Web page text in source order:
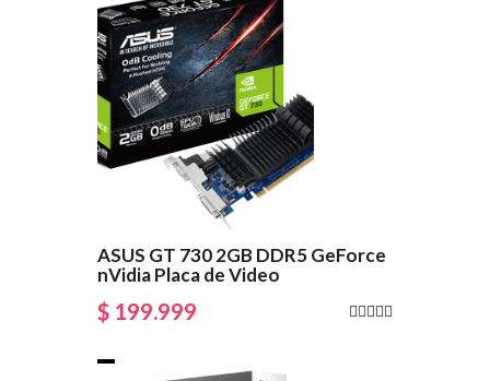
ASUS GT 730 2GB DDR5 GeForce
nVidia Placa de Video
$ 199.999